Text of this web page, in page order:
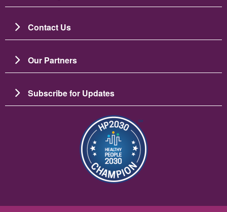
Contact Us
Our Partners
Subscribe for Updates
Image